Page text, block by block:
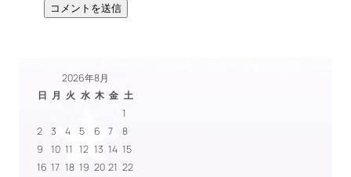
2026年8月
日 月 火 水 木 金 土
1
2
3 4 5 6 7
8
9
10 11 12 13 14 15
16 17 18 19 20 21 22